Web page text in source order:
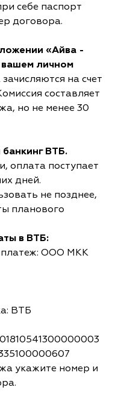
себе паспорт
договора.
«Айва -
личном
на счет
составляет
но не менее 30
ВТБ.
оплата поступает
дней.
не позднее,
планового
в ВТБ:
платеж: ООО МКК
ВТБ
укажите номер и